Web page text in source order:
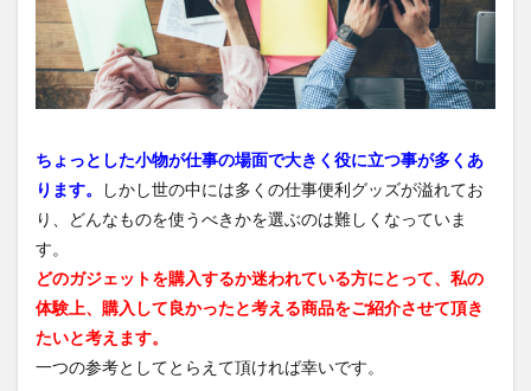
ちょっとした小物が仕事の場面で大きく役に立つ事が多くあ
ります。
しかし世の中には多くの仕事便利グッズが溢れてお
り、どんなものを使うべきかを選ぶのは難しくなっていま
す。
どのガジェットを購入するか迷われている方にとって、私の
体験上、購入して良かったと考える商品をご紹介させて頂き
たいと考えます。
一つの参考としてとらえて頂ければ幸いです。